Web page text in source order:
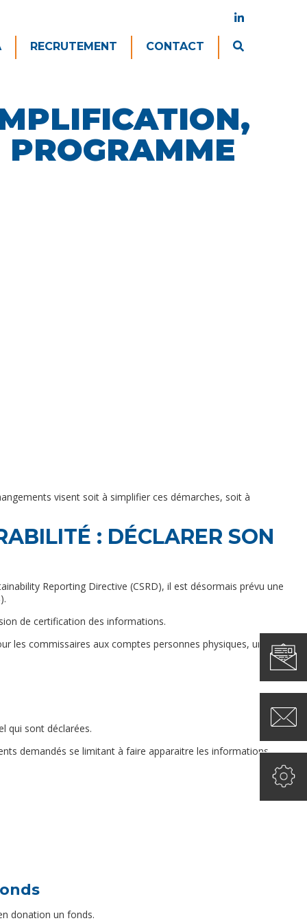
RECRUTEMENT CONTACT
visent soit à simplifier ces démarches, soit à
: DÉCLARER SON
Reporting Directive (CSRD), il est désormais prévu une
de certification des informations.
les commissaires aux comptes personnes physiques, une
qui sont déclarées.
demandés se limitant à faire apparaitre les informations
donation un fonds.